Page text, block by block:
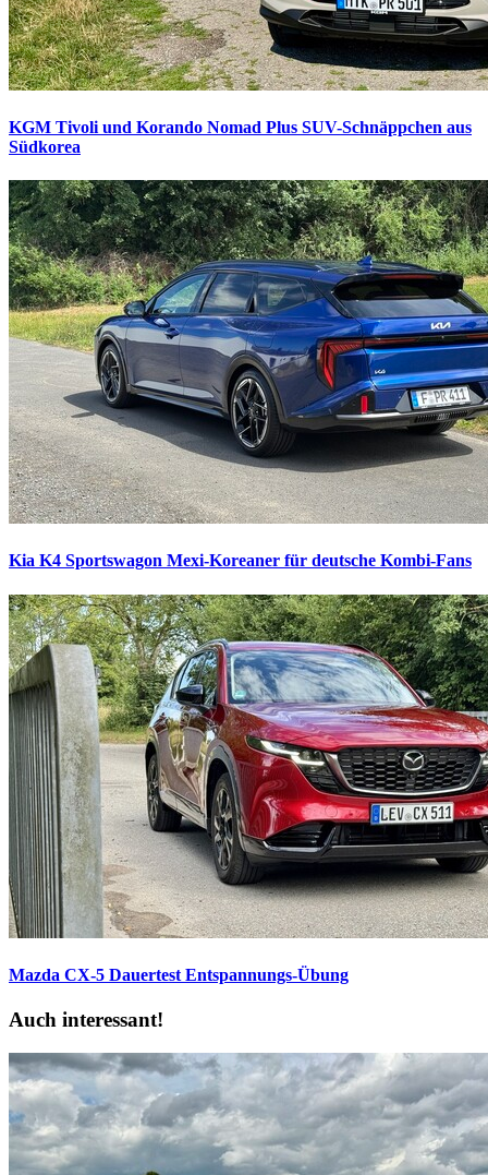
KGM Tivoli und Korando Nomad Plus SUV-Schnäppchen aus
Südkorea
Kia K4 Sportswagon Mexi-Koreaner für deutsche Kombi-Fans
Mazda CX-5 Dauertest Entspannungs-Übung
Auch interessant!